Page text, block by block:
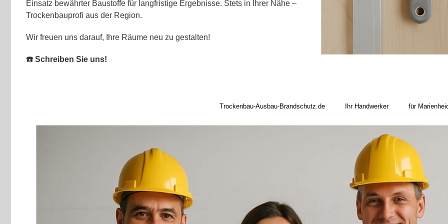
Einsatz bewährter Baustoffe für langfristige Ergebnisse. Stets in Ihrer Nähe –
Trockenbauprofi aus der Region.
Wir freuen uns darauf, Ihre Räume neu zu gestalten!
☎️ Schreiben Sie uns!
Trockenbau-Ausbau-Brandschutz.de Ihr Handwerker für